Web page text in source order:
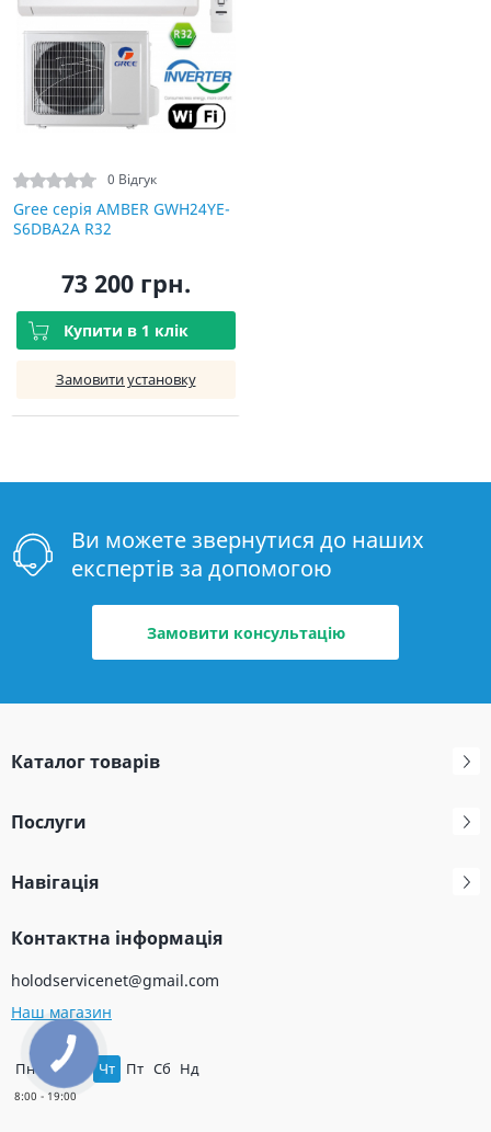
0 Відгук
Gree серія AMBER GWH24YE-
S6DBA2A R32
73 200 грн.
Купити в 1 клік
Замовити установку
Ви можете звернутися до наших
експертів за допомогою
Замовити консультацію
Каталог товарів
Послуги
Навігація
Контактна інформація
holodservicenet@gmail.com
Наш магазин
Пн Вт Чт Пт Сб Нд